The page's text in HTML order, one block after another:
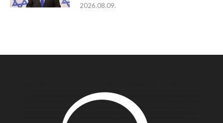
2026.08.09.